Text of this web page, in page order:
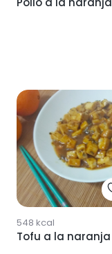
548 kcal
Tofu a la naranja